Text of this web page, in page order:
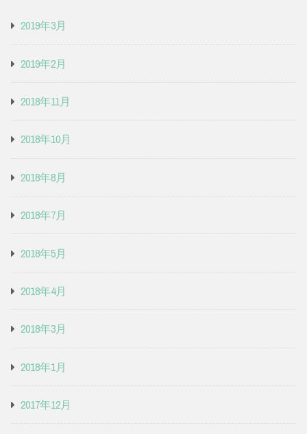
2019年3月
2019年2月
2018年11月
2018年10月
2018年8月
2018年7月
2018年5月
2018年4月
2018年3月
2018年1月
2017年12月